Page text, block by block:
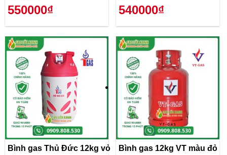
550000₫ 540000₫
Bình gas Thủ Đức 12kg vỏ
Bình gas 12kg VT màu đỏ